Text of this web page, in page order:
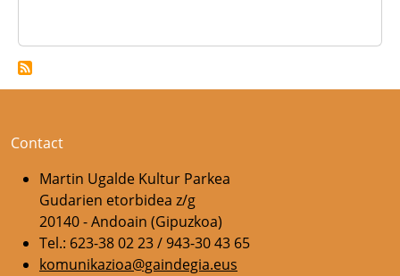
Contact
Martin Ugalde Kultur Parkea
Gudarien etorbidea z/g
20140 - Andoain (Gipuzkoa)
Tel.: 623-38 02 23 / 943-30 43 65
komunikazioa@gaindegia.eus